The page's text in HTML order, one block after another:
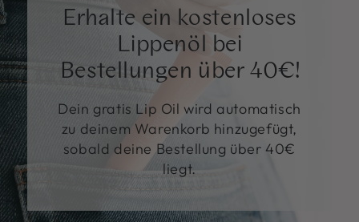
Erhalte ein kostenloses
Lippenöl bei
Bestellungen über 40€!
Dein gratis Lip Oil wird automatisch
zu deinem Warenkorb hinzugefügt,
sobald deine Bestellung über 40€
liegt.